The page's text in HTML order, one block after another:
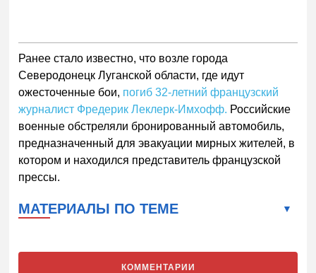
Ранее стало известно, что возле города
Северодонецк Луганской области, где идут
ожесточенные бои, погиб 32-летний французский
журналист Фредерик Леклерк-Имхофф. Российские
военные обстреляли бронированный автомобиль,
предназначенный для эвакуации мирных жителей, в
котором и находился представитель французской
прессы.
МАТЕРИАЛЫ ПО ТЕМЕ
КОММЕНТАРИИ